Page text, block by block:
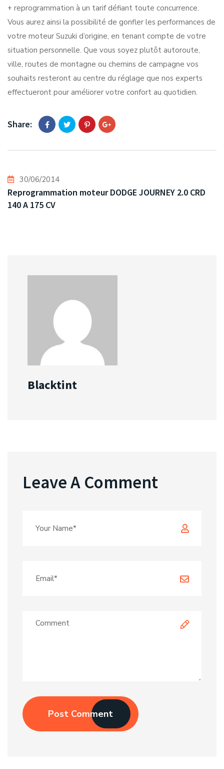
+ reprogrammation à un tarif défiant toute concurrence.
Vous aurez ainsi la possibilité de gonfler les performances de
votre moteur Suzuki d’origine, en tenant compte de votre
situation personnelle. Que vous soyez plutôt autoroute,
ville, routes de montagne ou chemins de campagne vos
souhaits resteront au centre du réglage que nos experts
effectueront pour améliorer votre confort au quotidien.
Share:
30/06/2014
Reprogrammation moteur DODGE JOURNEY 2.0 CRD
140 A 175 CV
Blacktint
Leave A Comment
Post Comment